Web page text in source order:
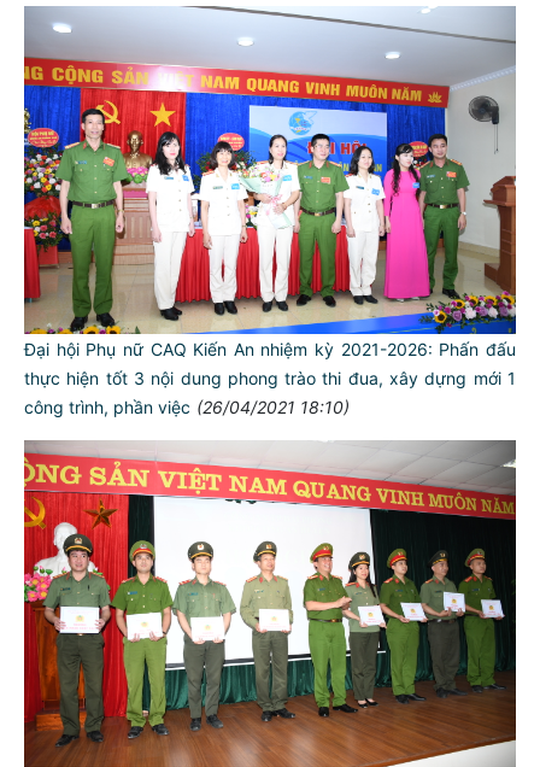
Đại hội Phụ nữ CAQ Kiến An nhiệm kỳ 2021-2026: Phấn đấu
thực hiện tốt 3 nội dung phong trào thi đua, xây dựng mới 1
công trình, phần việc (26/04/2021 18:10)